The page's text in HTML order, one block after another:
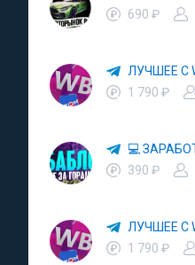
690 ₽
1 790 ₽
390 ₽
1 790 ₽